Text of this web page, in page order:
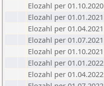
Elozahl per 01.10.2020
Elozahl per 01.01.2021
Elozahl per 01.04.2021
Elozahl per 01.07.2021
Elozahl per 01.10.2021
Elozahl per 01.01.2022
Elozahl per 01.04.2022